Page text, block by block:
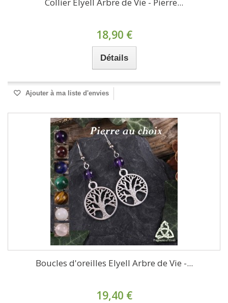
18,90 €
Détails
Ajouter à ma liste d'envies
Boucles d'oreilles Elyell Arbre de Vie -...
19,40 €